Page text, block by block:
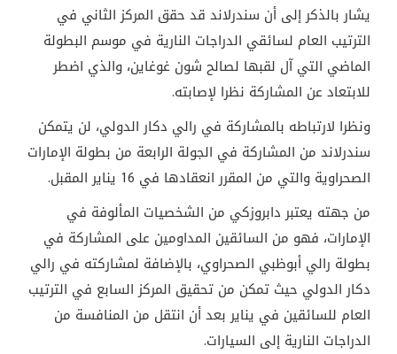
يشار بالذكر إلى أن سندرلاند قد حقق المركز الثاني في
الترتيب العام لسائقي الدراجات النارية في موسم البطولة
الماضي التي آل لقبها لصالح شون غوغاين، والذي اضطر
للابتعاد عن المشاركة نظرا لإصابته.
ونظرا لارتباطه بالمشاركة في رالي دكار الدولي، لن يتمكن
سندرلاند من المشاركة في الجولة الرابعة من بطولة الإمارات
الصحراوية والتي من المقرر انعقادها في 16 يناير المقبل.
من جهته يعتبر دابروزكي من الشخصيات المألوفة في
الإمارات، فهو من السائقين المداومين على المشاركة في
بطولة رالي أبوظبي الصحراوي، بالإضافة لمشاركته في رالي
دكار الدولي حيث تمكن من تحقيق المركز السابع في الترتيب
العام للسائقين في يناير بعد أن انتقل من المنافسة من
الدراجات النارية إلى السيارات.